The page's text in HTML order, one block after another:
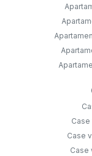
Case
Case
Case